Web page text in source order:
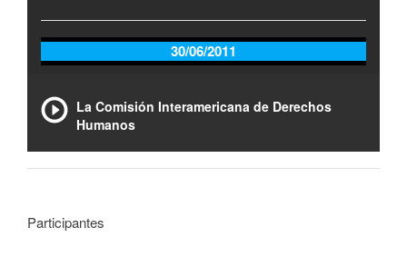
30/06/2011
La Comisión Interamericana de Derechos
Humanos
Participantes